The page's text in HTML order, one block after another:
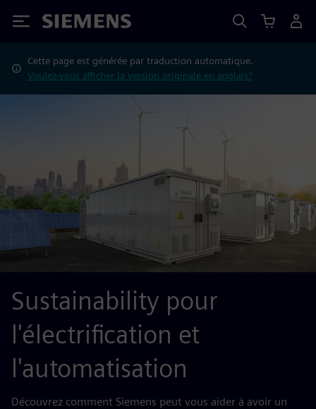
Siemens
Cette page est générée par traduction automatique.
Voulez-vous afficher la version originale en anglais?
Sustainability pour
l'électrification et
l'automatisation
Découvrez comment Siemens peut vous aider à avoir un